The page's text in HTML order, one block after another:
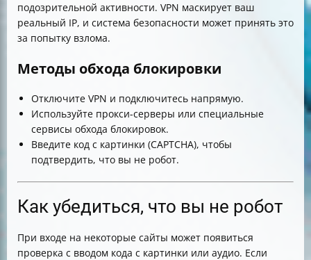
подозрительной активности. VPN маскирует ваш
реальный IP, и система безопасности может принять это
за попытку взлома.
Методы обхода блокировки
Отключите VPN и подключитесь напрямую.
Используйте прокси-серверы или специальные
сервисы обхода блокировок.
Введите код с картинки (CAPTCHA), чтобы
подтвердить, что вы не робот.
Как убедиться, что вы не робот
При входе на некоторые сайты может появиться
проверка с вводом кода с картинки или аудио. Если